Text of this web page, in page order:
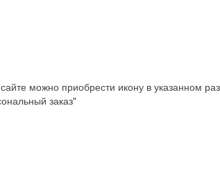
можно приобрести икону в указанном
заказ"